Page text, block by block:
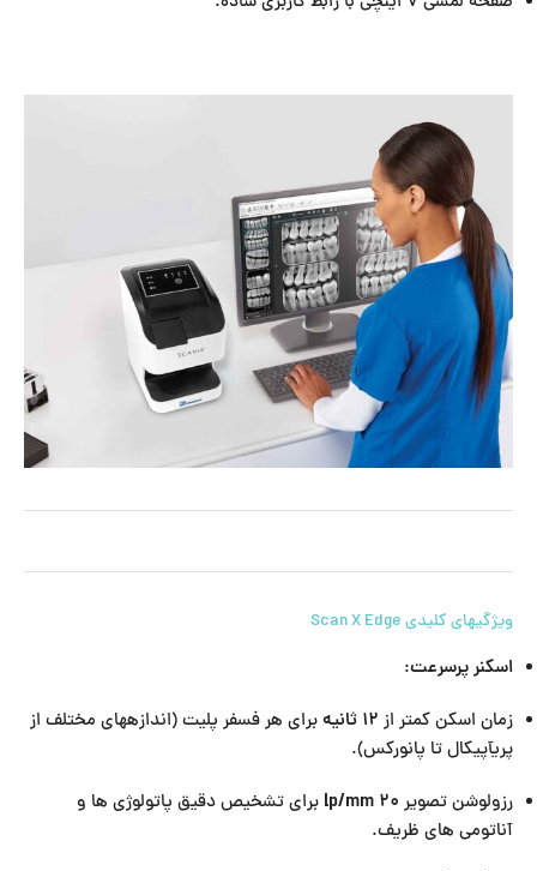
ویژگیهای کلیدی Scan X Edge
اسکنر پرسرعت:
زمان اسکن کمتر از ۱۲ ثانیه
برای هر فسفر پلیت (اندازههای مختلف از
پریآپیکال تا پانورکس).
رزولوشن تصویر ۲۰ lp/mm
برای تشخیص دقیق پاتولوژی ها و
آناتومی های ظریف.